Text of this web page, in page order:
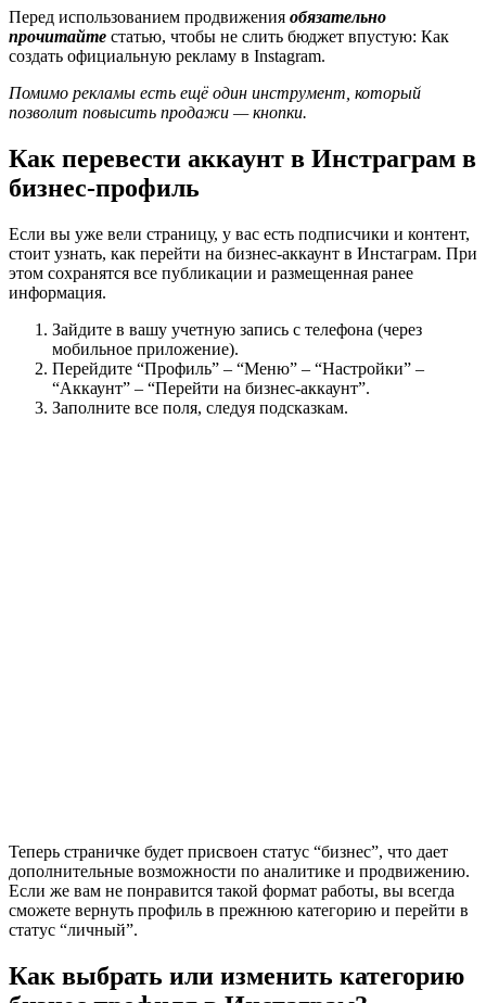
Перед использованием продвижения обязательно
прочитайте статью, чтобы не слить бюджет впустую: Как
создать официальную рекламу в Instagram.
Помимо рекламы есть ещё один инструмент, который
позволит повысить продажи — кнопки.
Как перевести аккаунт в Инстраграм в
бизнес-профиль
Если вы уже вели страницу, у вас есть подписчики и контент,
стоит узнать, как перейти на бизнес-аккаунт в Инстаграм. При
этом сохранятся все публикации и размещенная ранее
информация.
Зайдите в вашу учетную запись с телефона (через
мобильное приложение).
Перейдите “Профиль” – “Меню” – “Настройки” –
“Аккаунт” – “Перейти на бизнес-аккаунт”.
Заполните все поля, следуя подсказкам.
Теперь страничке будет присвоен статус “бизнес”, что дает
дополнительные возможности по аналитике и продвижению.
Если же вам не понравится такой формат работы, вы всегда
сможете вернуть профиль в прежнюю категорию и перейти в
статус “личный”.
Как выбрать или изменить категорию